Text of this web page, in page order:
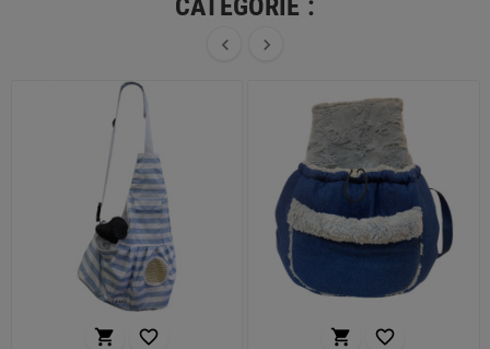
CATÉGORIE :
 
   